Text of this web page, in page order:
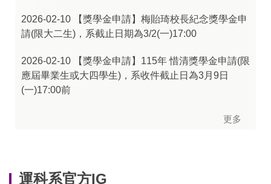
2026-02-10
【獎學金申請】梅貽琦校長紀念獎學金申
請(限大二生)，系截止日期為3/2(一)17:00
2026-02-10
【獎學金申請】115年 惜清獎學金申請(限
應屆畢業生或大四學生)，系收件截止日為3月9日
(一)17:00前
更多
運科系官方IG